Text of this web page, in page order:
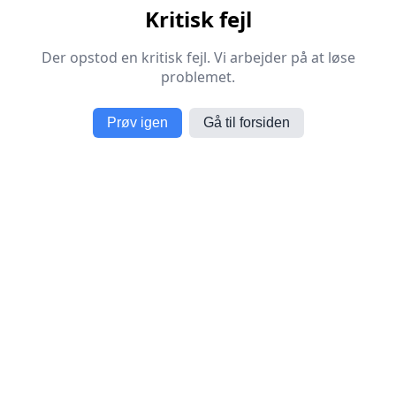
Kritisk fejl
Der opstod en kritisk fejl. Vi arbejder på at løse
problemet.
Prøv igen Gå til forsiden